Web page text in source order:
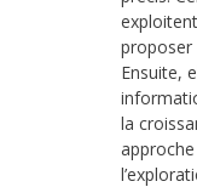
proposer
Ensuite,
la